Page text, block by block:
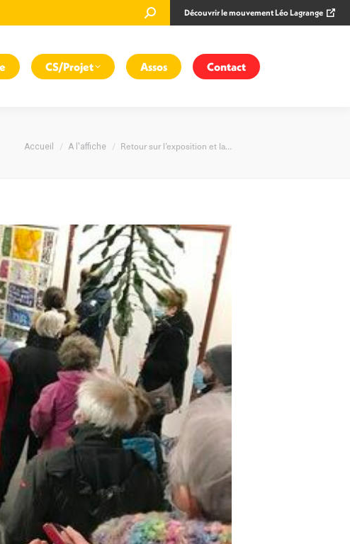
Recherche
:
Découvrir le mouvement Léo Lagrange
CS/Projet Assos Contact
Vous êtes ici :
Accueil A l'affiche Retour sur l’exposition et la…